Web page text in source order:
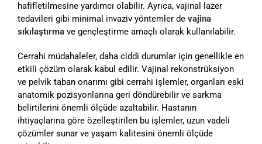
hafifletilmesine yardımcı olabilir. Ayrıca, vajinal lazer
tedavileri gibi minimal invaziv yöntemler de vajina
sıkılaştırma ve gençleştirme amaçlı olarak kullanılabilir.
Cerrahi müdahaleler, daha ciddi durumlar için genellikle en
etkili çözüm olarak kabul edilir. Vajinal rekonstrüksiyon
ve pelvik taban onarımı gibi cerrahi işlemler, organları eski
anatomik pozisyonlarına geri döndürebilir ve sarkma
belirtilerini önemli ölçüde azaltabilir. Hastanın
ihtiyaçlarına göre özelleştirilen bu işlemler, uzun vadeli
çözümler sunar ve yaşam kalitesini önemli ölçüde